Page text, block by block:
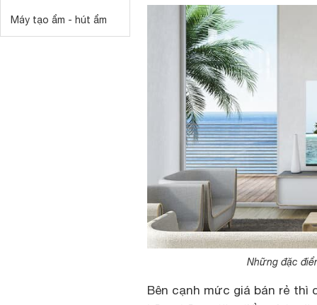
Máy tạo ẩm - hút ẩm
Những đặc
Bên cạnh mức giá bán rẻ thì